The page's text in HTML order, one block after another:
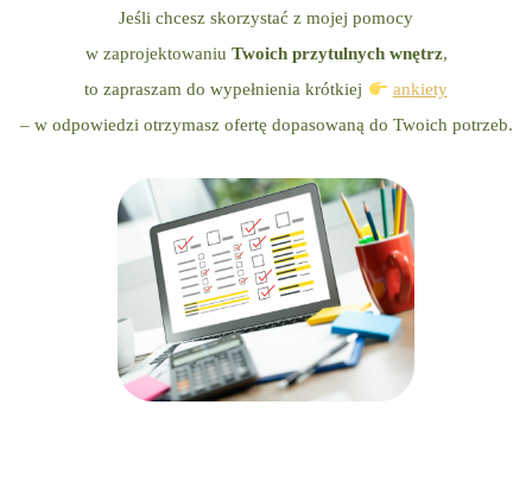
Jeśli chcesz skorzystać z mojej pomocy
w zaprojektowaniu Twoich przytulnych wnętrz,
to zapraszam do wypełnienia krótkiej
ankiety
– w odpowiedzi otrzymasz ofertę dopasowaną do Twoich potrzeb.